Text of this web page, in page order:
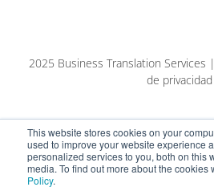
This website stores cookies on your
used to improve your website experience
personalized services to you, both on this
media. To find out more about the cookies
Policy.
2025 Business Translation
de privacidad